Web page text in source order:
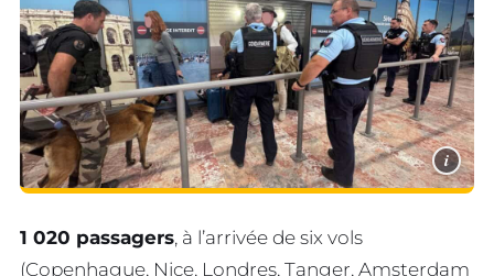
i
1 020 passagers, à l’arrivée de six vols
(Copenhague, Nice, Londres, Tanger, Amsterdam